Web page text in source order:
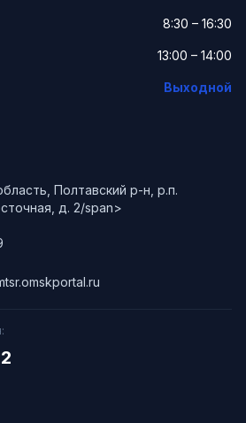
8:30 – 16:30
13:00 – 14:00
Выходной
Полтавский р-н, р.п.
д. 2/span>